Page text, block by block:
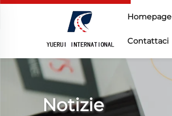
Homepage
Contattaci
Notizie